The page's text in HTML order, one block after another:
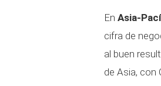
En Asia-
cifra de
al buen
de Asia, con